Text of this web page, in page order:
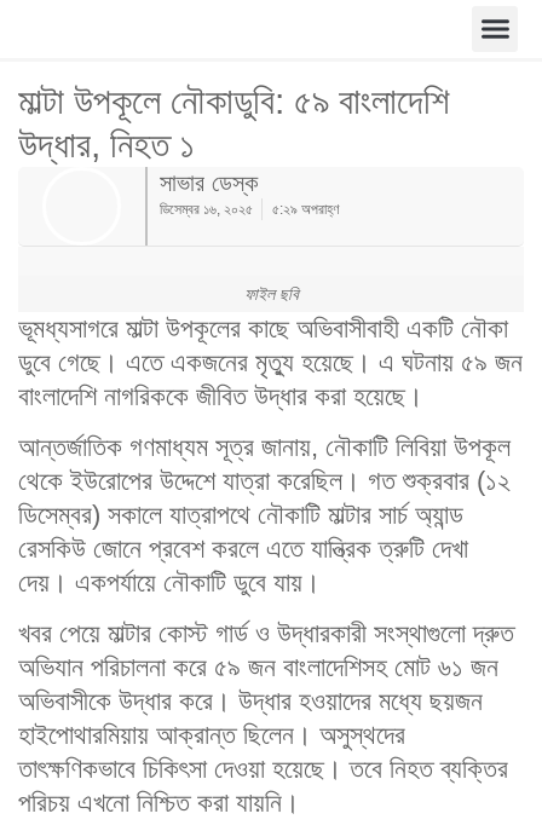
মাল্টা উপকূলে নৌকাডুবি: ৫৯ বাংলাদেশি
উদ্ধার, নিহত ১
সাভার ডেস্ক
ডিসেম্বর ১৬, ২০২৫ ৫:২৯ অপরাহ্ণ
ফাইল ছবি
ভূমধ্যসাগরে মাল্টা উপকূলের কাছে অভিবাসীবাহী একটি নৌকা
ডুবে গেছে। এতে একজনের মৃত্যু হয়েছে। এ ঘটনায় ৫৯ জন
বাংলাদেশি নাগরিককে জীবিত উদ্ধার করা হয়েছে।
আন্তর্জাতিক গণমাধ্যম সূত্র জানায়, নৌকাটি লিবিয়া উপকূল
থেকে ইউরোপের উদ্দেশে যাত্রা করেছিল। গত শুক্রবার (১২
ডিসেম্বর) সকালে যাত্রাপথে নৌকাটি মাল্টার সার্চ অ্যান্ড
রেসকিউ জোনে প্রবেশ করলে এতে যান্ত্রিক ত্রুটি দেখা
দেয়। একপর্যায়ে নৌকাটি ডুবে যায়।
খবর পেয়ে মাল্টার কোস্ট গার্ড ও উদ্ধারকারী সংস্থাগুলো দ্রুত
অভিযান পরিচালনা করে ৫৯ জন বাংলাদেশিসহ মোট ৬১ জন
অভিবাসীকে উদ্ধার করে। উদ্ধার হওয়াদের মধ্যে ছয়জন
হাইপোথারমিয়ায় আক্রান্ত ছিলেন। অসুস্থদের
তাৎক্ষণিকভাবে চিকিৎসা দেওয়া হয়েছে। তবে নিহত ব্যক্তির
পরিচয় এখনো নিশ্চিত করা যায়নি।